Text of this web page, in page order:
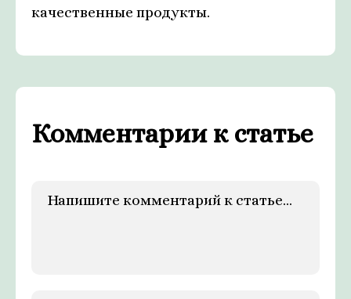
качественные продукты.
Комментарии к статье